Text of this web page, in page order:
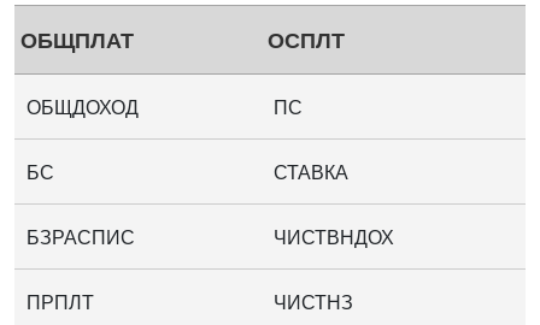
ОБЩПЛАТ ОСПЛТ
ОБЩДОХОД ПС
БС СТАВКА
БЗРАСПИС ЧИСТВНДОХ
ПРПЛТ ЧИСТНЗ